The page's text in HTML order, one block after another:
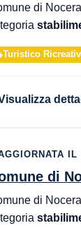
Turistico
IL
di